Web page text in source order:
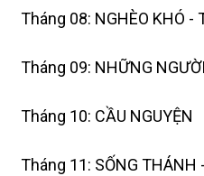
Tháng 08: NGHÈO KHÓ -
Tháng 09: NHỮNG
Tháng 10: CẦU NGUYỆN
Tháng 11: SỐNG THÁNH